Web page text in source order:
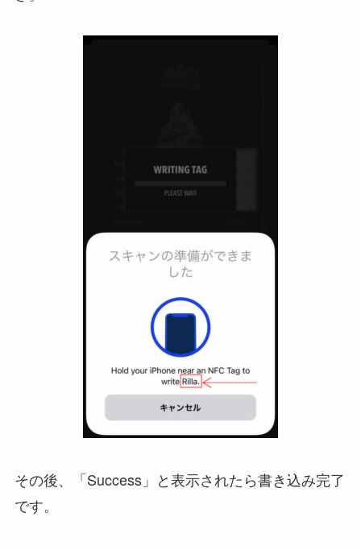
その後、「Success」と表示されたら書き込み完了
です。